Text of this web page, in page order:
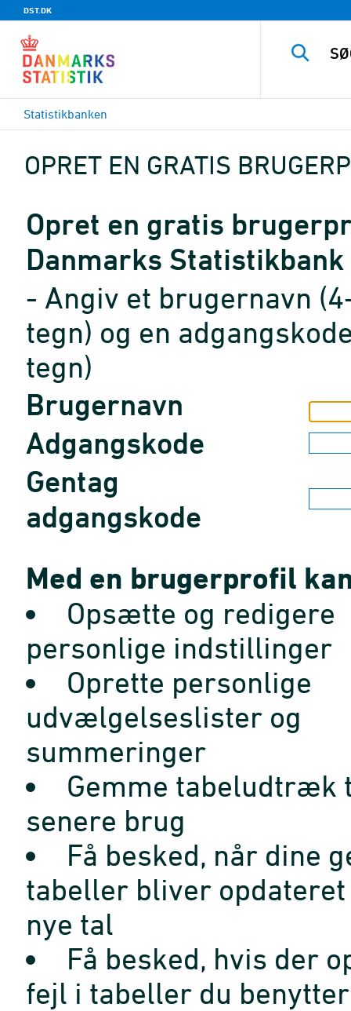
DST.DK
Statistikbanken
OPRET EN GRATIS
Opret en gratis
Danmarks Statistikbank
- Angiv et brugernavn
tegn) og en
tegn)
Brugernavn
Adgangskode
Gentag
adgangskode
Med en brugerprofil
Opsætte og redigere
personlige indstillinger
Oprette personlige
udvælgelseslister og
summeringer
Gemme tabeludtræk
senere brug
Få besked, når dine
tabeller bliver opdateret
nye tal
Få besked, hvis der
fejl i tabeller du benytter